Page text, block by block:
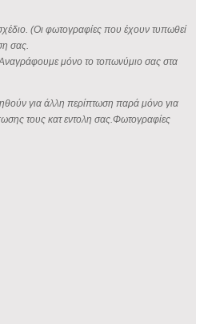
(Οι φωτογραφίες που έχουν τυπωθεί
σας.
Αναγράφουμε μόνο το τοπωνύμιο σας στα
για άλλη περίπτωση παρά μόνο για
τους κατ εντολη σας.Φωτογραφίες